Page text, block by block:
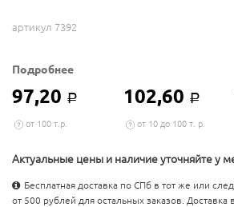
артикул 7392
Подробнее
97,20 Р 102,60 Р
от 100 т.р. от 10 до 100 т. р.
Актуальные цены и наличие уточняйте у
Бесплатная доставка по СПб в тот же или
от 500 рублей для остальных заказов. Доставка